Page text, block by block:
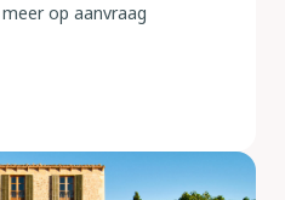
op aanvraag